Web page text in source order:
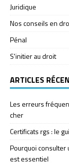
Juridique
Nos conseils en
Pénal
S'initier au droit
ARTICLES
Les erreurs
cher
Certificats rgs : le
Pourquoi consulter
est essentiel